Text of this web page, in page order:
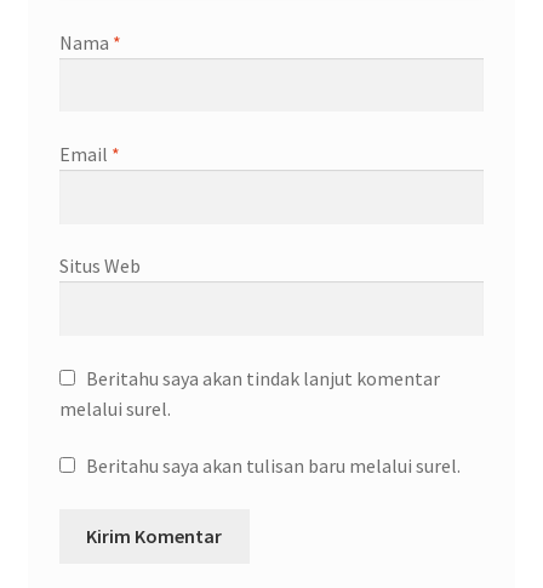
Nama *
Email *
Situs Web
Beritahu saya akan tindak lanjut komentar
melalui surel.
Beritahu saya akan tulisan baru melalui surel.